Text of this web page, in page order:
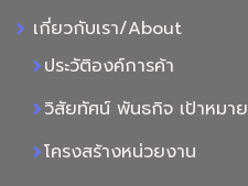
เกี่ยวกับเรา/About
ประวัติองค์การค้า
วิสัยทัศน์ พันธกิจ เป้าหมาย
โครงสร้างหน่วยงาน